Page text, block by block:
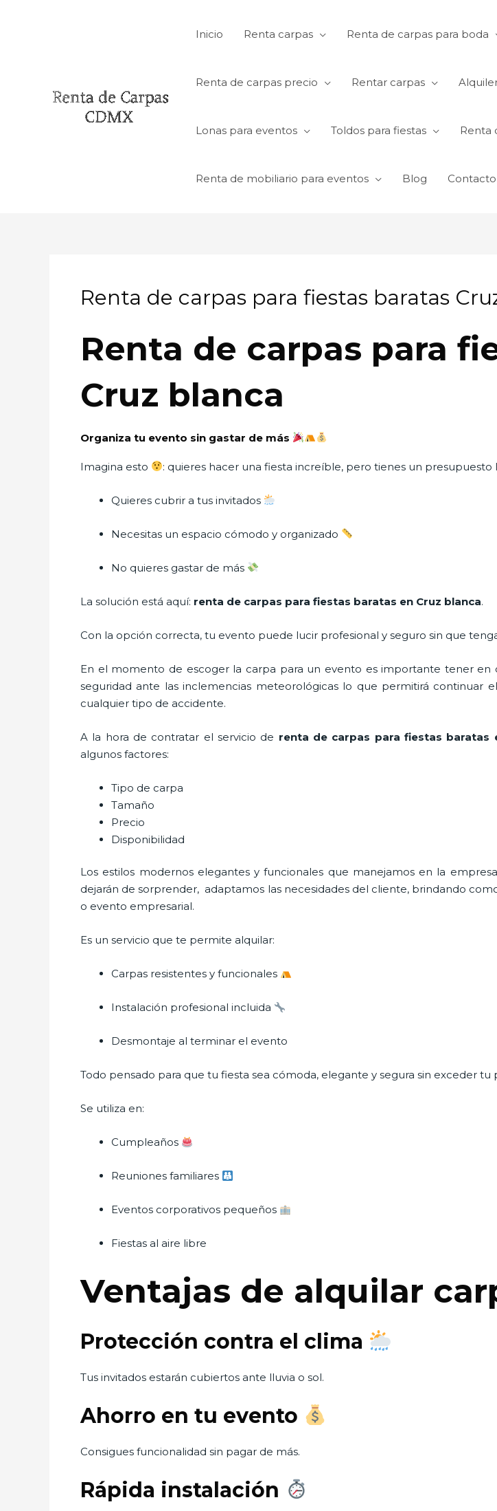
Inicio Renta carpas Renta de carpas para boda
Renta de carpas precio Rentar carpas
Lonas para eventos Toldos para fiestas Renta
Renta de mobiliario para eventos Blog Contacto
Renta de carpas para fiestas baratas
Renta de carpas para
Cruz blanca
Organiza tu evento sin gastar de más
Imagina esto : quieres hacer una fiesta increíble, pero tienes un presupuesto
Quieres cubrir a tus invitados
Necesitas un espacio cómodo y organizado
No quieres gastar de más
La solución está aquí: renta de carpas para fiestas baratas en Cruz blanca.
Con la opción correcta, tu evento puede lucir profesional y seguro sin que
En el momento de escoger la carpa para un evento es importante tener
seguridad ante las inclemencias meteorológicas lo que permitirá continuar
cualquier tipo de accidente.
A la hora de contratar el servicio de renta de carpas para fiestas baratas
algunos factores:
Tipo de carpa
Tamaño
Precio
Disponibilidad
Los estilos modernos elegantes y funcionales que manejamos en la
dejarán de sorprender, adaptamos las necesidades del cliente, brindando
o evento empresarial.
Es un servicio que te permite alquilar:
Carpas resistentes y funcionales
Instalación profesional incluida
Desmontaje al terminar el evento
Todo pensado para que tu fiesta sea cómoda, elegante y segura sin exceder tu
Se utiliza en:
Cumpleaños
Reuniones familiares
Eventos corporativos pequeños
Fiestas al aire libre
Ventajas de alquilar
Protección contra el clima
Tus invitados estarán cubiertos ante lluvia o sol.
Ahorro en tu evento
Consigues funcionalidad sin pagar de más.
Rápida instalación